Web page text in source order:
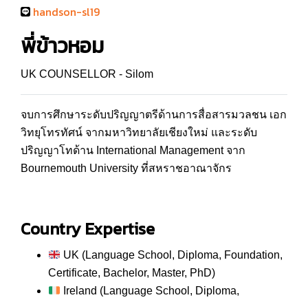
handson-sl19
พี่ข้าวหอม
UK COUNSELLOR - Silom
จบการศึกษาระดับปริญญาตรีด้านการสื่อสารมวลชน เอก
วิทยุโทรทัศน์ จากมหาวิทยาลัยเชียงใหม่ และระดับ
ปริญญาโทด้าน International Management จาก
Bournemouth University ที่สหราชอาณาจักร
Country Expertise
UK (Language School, Diploma, Foundation,
Certificate, Bachelor, Master, PhD)
Ireland (Language School, Diploma,